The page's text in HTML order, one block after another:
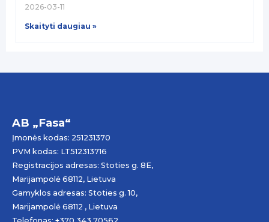
2026-03-11
Skaityti daugiau »
AB „Fasa“
Įmonės kodas: 251231370
PVM kodas: LT512313716
Registracijos adresas: Stoties g. 8E,
Marijampolė 68112, Lietuva
Gamyklos adresas: Stoties g. 10,
Marijampolė 68112 , Lietuva